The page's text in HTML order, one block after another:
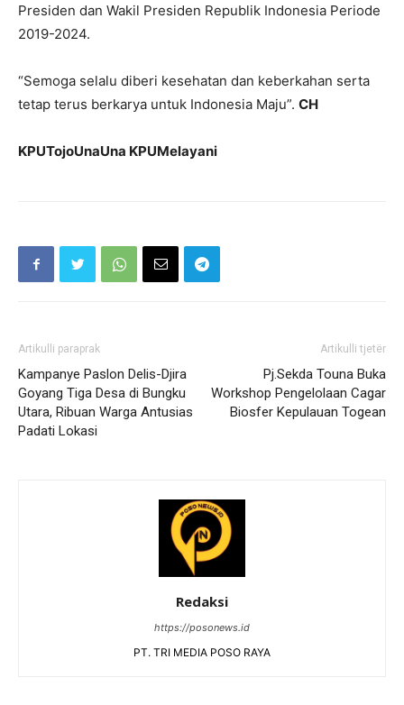
Presiden dan Wakil Presiden Republik Indonesia Periode
2019-2024.
“Semoga selalu diberi kesehatan dan keberkahan serta
tetap terus berkarya untuk Indonesia Maju”. CH
KPUTojoUnaUna KPUMelayani
Artikulli paraprak
Kampanye Paslon Delis-Djira
Goyang Tiga Desa di Bungku
Utara, Ribuan Warga Antusias
Padati Lokasi
Artikulli tjetër
Pj.Sekda Touna Buka
Workshop Pengelolaan Cagar
Biosfer Kepulauan Togean
Redaksi
https://posonews.id
PT. TRI MEDIA POSO RAYA